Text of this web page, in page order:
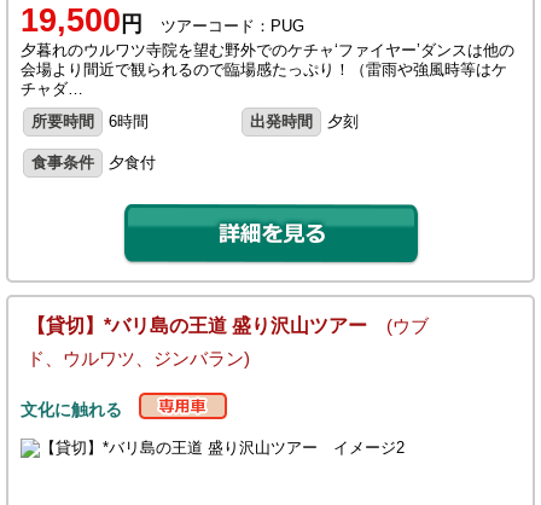
19,500 円
ツアーコード：PUG
夕暮れのウルワツ寺院を望む野外でのケチャ‘ファイヤー’ダンスは他の
会場より間近で観られるので臨場感たっぷり！（雷雨や強風時等はケ
チャダ…
所要時間
6時間 出発時間 夕刻
食事条件 夕食付
【貸切】*バリ島の王道 盛り沢山ツアー (ウブ
ド、ウルワツ、ジンバラン)
文化に触れる